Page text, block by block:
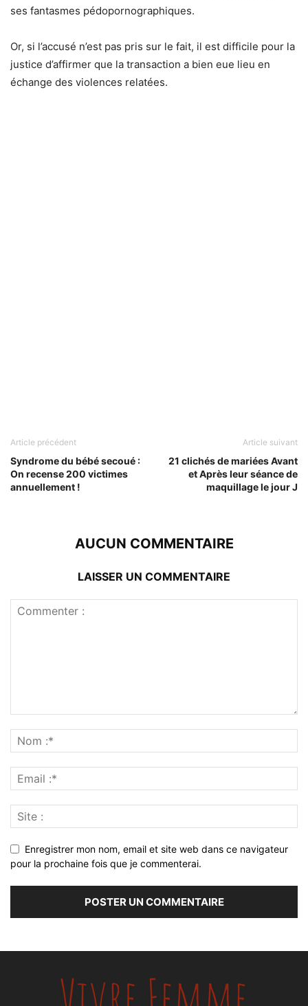
ses fantasmes pédopornographiques.
Or, si l’accusé n’est pas pris sur le fait, il est difficile pour la
justice d’affirmer que la transaction a bien eue lieu en
échange des violences relatées.
Article précédent
Syndrome du bébé secoué :
On recense 200 victimes
annuellement !
Article suivant
21 clichés de mariées Avant
et Après leur séance de
maquillage le jour J
AUCUN COMMENTAIRE
LAISSER UN COMMENTAIRE
Enregistrer mon nom, email et site web dans ce navigateur
pour la prochaine fois que je commenterai.